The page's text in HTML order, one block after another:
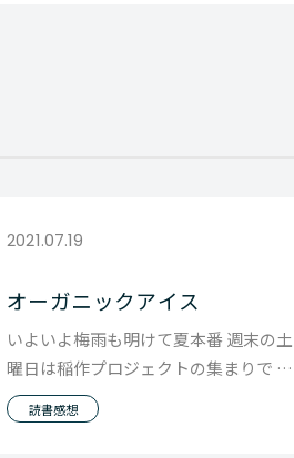
2021.07.19
オーガニックアイス
いよいよ梅雨も明けて夏本番 週末の土
曜日は稲作プロジェクトの集まりで 茨
城県は鹿島市まで雑草とりに そして日
曜日はビニー
読書感想